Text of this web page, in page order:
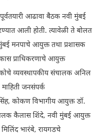
आढावा बैठक नवी मुंबई
आली होती. त्यावेळी ते बोलत
मनपाचे आयुक्त तथा प्रशासक
प्राधिकरणाचे आयुक्त
व्यवस्थापकीय संचालक अनिल
जनसंपर्क
कोकण विभागीय आयुक्त डॉ.
कैलास शिंदे, नवी मुंबई आयुक्त
भारंबे, रायगडचे